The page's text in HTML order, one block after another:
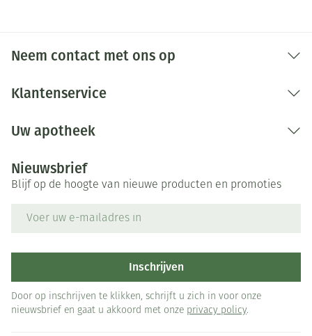
Neem contact met ons op
Klantenservice
Uw apotheek
Nieuwsbrief
Blijf op de hoogte van nieuwe producten en promoties
Inschrijven
Door op inschrijven te klikken, schrijft u zich in voor onze
nieuwsbrief en gaat u akkoord met onze privacy policy.